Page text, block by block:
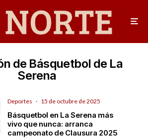
de Básquetbol de La
Serena
Deportes · 15 de octubre de 2025
Básquetbol en La Serena más
vivo que nunca: arranca
campeonato de Clausura 2025